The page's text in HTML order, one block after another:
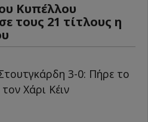
Κυπέλλου
τους 21 τίτλους η